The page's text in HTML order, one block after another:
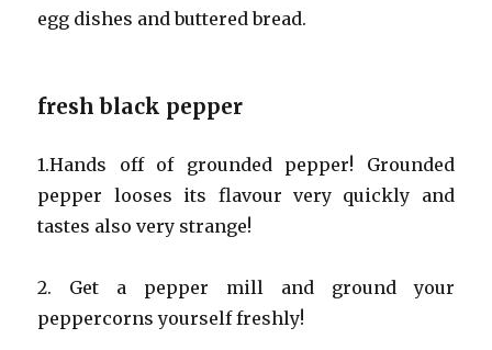
egg dishes and buttered bread.
fresh black pepper
1.Hands off of grounded pepper! Grounded
pepper looses its flavour very quickly and
tastes also very strange!
2. Get a pepper mill and ground your
peppercorns yourself freshly!